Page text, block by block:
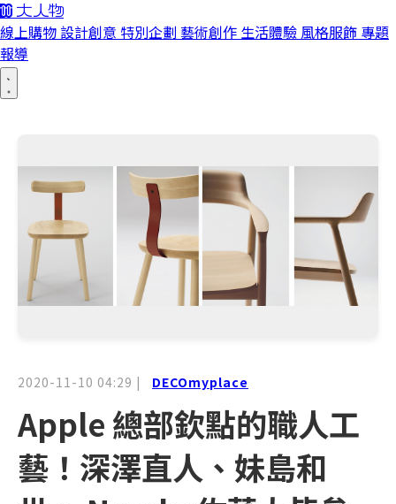
線上購物 設計創意 特別企劃 藝術創作 生活體驗 風格服飾 專題
報導
2020-11-10 04:29 | DECOmyplace
Apple 總部欽點的職人工
藝！深澤直人、妹島和